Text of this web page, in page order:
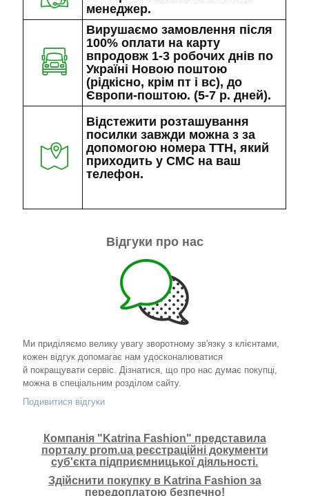
менеджер.
Вирушаємо замовлення після
100% оплати на карту
впродовж 1-3 робочих днів по
Україні Новою поштою
(рідкісно, крім пт і вс), до
Європи-поштою. (5-7 р. дней).
Відстежити розташування
посилки завжди можна з за
допомогою номера ТТН, який
приходить у СМС на ваш
телефон.
Відгуки про нас
Ми приділяємо велику увагу зворотному зв'язку з клієнтами,
кожен відгук допомагає нам удосконалюватися
й покращувати сервіс. Дізнатися, що про нас думає покупці,
можна в спеціальним розділом сайту.
Подивитися відгуки
Компанія "Katrina Fashion" представила
порталу prom.ua реєстраційні документи
суб'єкта підприємницької діяльності.
Здійснити покупку в Katrina Fashion за
передоплатою безпечно!